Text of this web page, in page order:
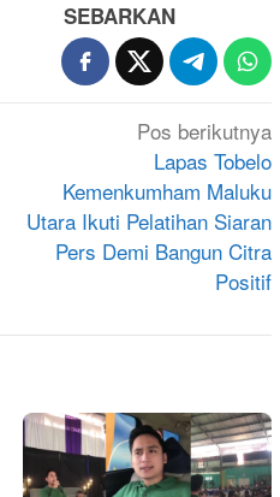
SEBARKAN
Pos berikutnya
Lapas Tobelo
Kemenkumham Maluku
Utara Ikuti Pelatihan Siaran
Pers Demi Bangun Citra
Positif